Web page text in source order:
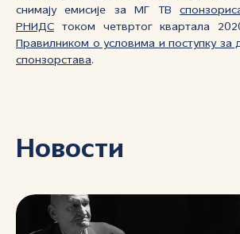
снимају емисије за МГ ТВ
РНИДС током четвртог квартала
Правилником о условима и поступку за
спонзорстава.
Новости